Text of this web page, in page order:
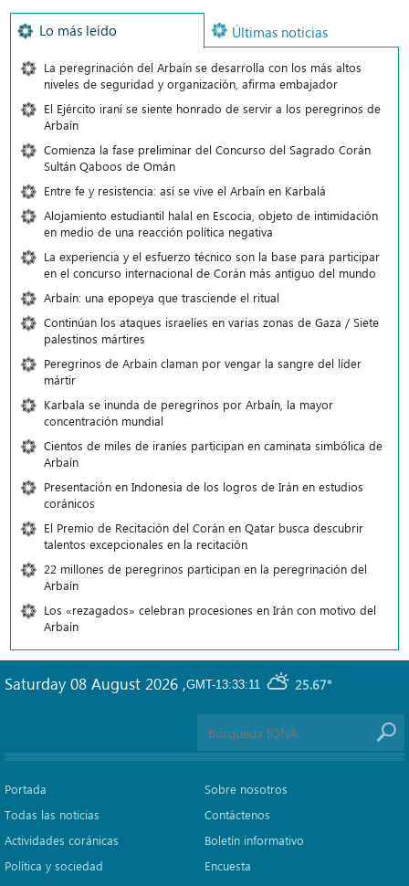
Lo más leído Últimas noticias
La peregrinación del Arbaín se desarrolla con los más altos
niveles de seguridad y organización, afirma embajador
El Ejército iraní se siente honrado de servir a los peregrinos de
Arbaín
Comienza la fase preliminar del Concurso del Sagrado Corán
Sultán Qaboos de Omán
Entre fe y resistencia: así se vive el Arbaín en Karbalá
Alojamiento estudiantil halal en Escocia, objeto de intimidación
en medio de una reacción política negativa
La experiencia y el esfuerzo técnico son la base para participar
en el concurso internacional de Corán más antiguo del mundo
Arbaín: una epopeya que trasciende el ritual
Continúan los ataques israelíes en varias zonas de Gaza / Siete
palestinos mártires
Peregrinos de Arbain claman por vengar la sangre del líder
mártir
Karbala se inunda de peregrinos por Arbaín, la mayor
concentración mundial
Cientos de miles de iraníes participan en caminata simbólica de
Arbaín
Presentación en Indonesia de los logros de Irán en estudios
coránicos
El Premio de Recitación del Corán en Qatar busca descubrir
talentos excepcionales en la recitación
22 millones de peregrinos participan en la peregrinación del
Arbaín
Los «rezagados» celebran procesiones en Irán con motivo del
Arbaín
GMT-13:33:11 25.67°
Saturday 08 August 2026 ,
Portada
Todas las noticias
Actividades coránicas
Política y sociedad
Sobre nosotros
Contáctenos
Boletín informativo
Encuesta